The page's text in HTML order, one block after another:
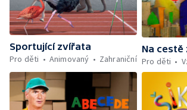
Sportující zvířata
Pro děti
Animovaný Zahraniční
Na cestě
Pro děti